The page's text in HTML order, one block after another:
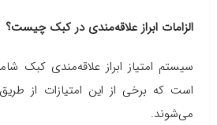
الزامات ابراز علاقه‌مندی در کبک چیست؟
سیستم امتیاز ابراز علاقه‌مندی کبک
است که برخی از این امتیازات از
می‌شوند.